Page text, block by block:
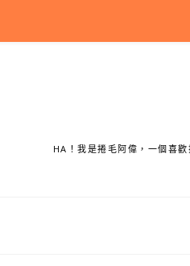
HA！我是捲毛阿偉，一個喜